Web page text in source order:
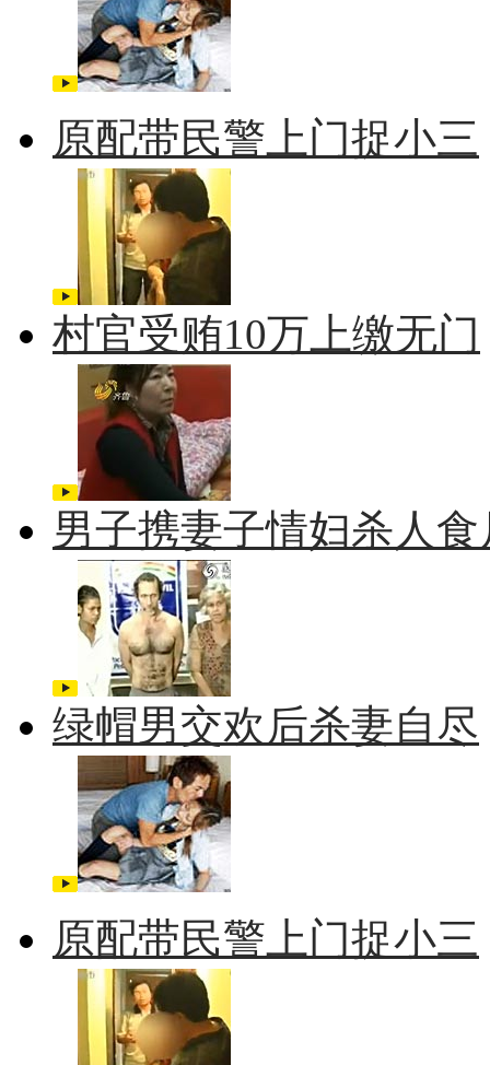
原配带民警上门捉小三
村官受贿10万上缴无门
男子携妻子情妇杀人食
绿帽男交欢后杀妻自尽
原配带民警上门捉小三